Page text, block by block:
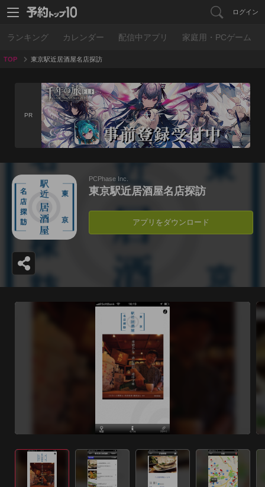
ログイン
ランキング カレンダー 配信中アプリ 家庭用・PCゲーム
TOP 東京駅近居酒屋名店探訪
PR
PCPhase Inc.
東京駅近居酒屋名店探訪
アプリをダウンロード